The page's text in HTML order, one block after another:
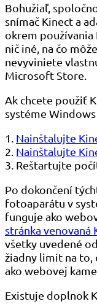
Bohužiaľ,
snímač Kinect a
okrem používania
nič iné, na čo
nevyviniete
Microsoft Store.
Ak chcete použiť
systéme
1. Nainštalujte
2. Nainštalujte
3. Reštartujte
Po dokončení
fotoaparátu v
funguje ako
stránka venovaná
všetky uvedené
žiadny limit na to,
ako webovej
Existuje doplnok